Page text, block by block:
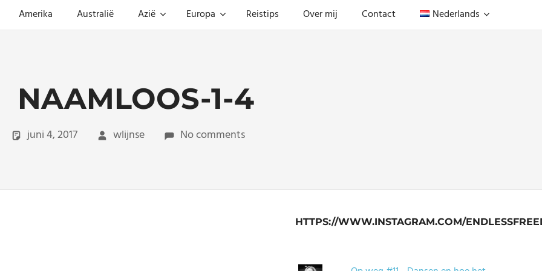
Amerika Australië Azië Europa Reistips Over mij Contact Nederlands
NAAMLOOS-1-4
juni 4, 2017 wlijnse No comments
HTTPS://WWW.INSTAGRAM.COM/